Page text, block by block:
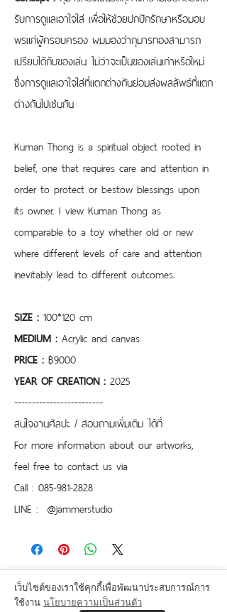
รับการดูแลเอาใจใส่ เพื่อให้ช่วยปกปักรักษาหรือมอบ
พรแก่ผู้ครอบครอง ผมมองว่ากุมารทองสามารถ
เปรียบได้กับของเล่น ไม่ว่าจะเป็นของเล่นเก่าหรือใหม่
ซึ่งการดูแลเอาใจใส่ที่แตกต่างกันย่อมส่งผลลัพธ์ที่แตก
ต่างกันไปเช่นกัน
Kuman Thong is a spiritual object rooted in
belief, one that requires care and attention in
order to protect or bestow blessings upon
its owner. I view Kuman Thong as
comparable to a toy whether old or new
where different levels of care and attention
inevitably lead to different outcomes.
SIZE : 100*120 cm
MEDIUM : Acrylic and canvas
PRICE : ฿9000
YEAR OF CREATION : 2025
-------------------------
สนใจงานศิลปะ / สอบถามเพิ่มเติม ได้ที่
For more information about our artworks,
feel free to contact us via
Call : 085-981-2828
LINE :  @jammerstudio
เว็บไซต์ของเราใช้คุกกี้เพื่อพัฒนาประสบการณ์การ
ใช้งาน นโยบายความเป็นส่วนตัว